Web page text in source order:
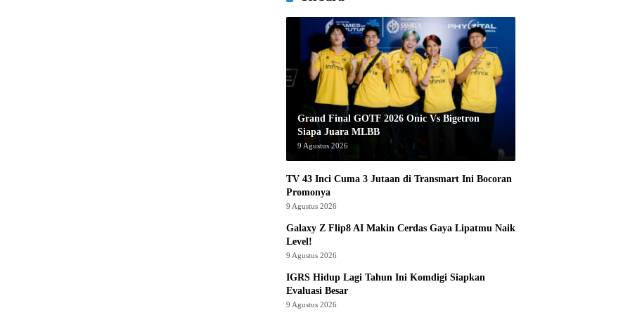
Grand Final GOTF 2026 Onic Vs Bigetron
Siapa Juara MLBB
9 Agustus 2026
TV 43 Inci Cuma 3 Jutaan di Transmart Ini Bocoran
Promonya
9 Agustus 2026
Galaxy Z Flip8 AI Makin Cerdas Gaya Lipatmu Naik
Level!
9 Agustus 2026
IGRS Hidup Lagi Tahun Ini Komdigi Siapkan
Evaluasi Besar
9 Agustus 2026